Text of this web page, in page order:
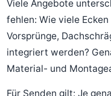
Viele Angebote
fehlen: Wie viele
Vorsprünge,
integriert werden?
Material- und
Für Senden gilt: Je